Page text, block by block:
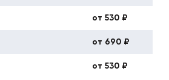
от 530 ₽
от 690 ₽
от 530 ₽